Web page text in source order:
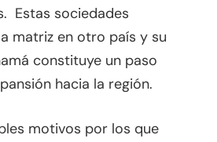
Estas sociedades
matriz en otro país y su
constituye un paso
hacia la región.
motivos por los que